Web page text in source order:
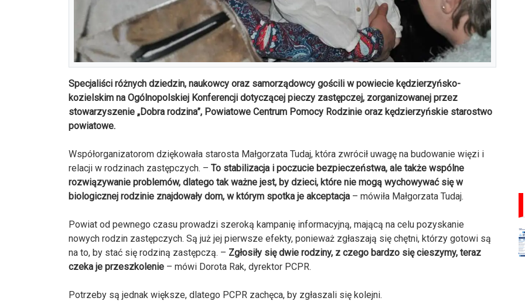
Specjaliści różnych dziedzin, naukowcy oraz samorządowcy gościli w powiecie kędzierzyńsko-
kozielskim na Ogólnopolskiej Konferencji dotyczącej pieczy zastępczej, zorganizowanej przez
stowarzyszenie „Dobra rodzina”, Powiatowe Centrum Pomocy Rodzinie oraz kędzierzyńskie starostwo
powiatowe.
Współorganizatorom dziękowała starosta Małgorzata Tudaj, która zwrócił uwagę na budowanie więzi i
relacji w rodzinach zastępczych. – To stabilizacja i poczucie bezpieczeństwa, ale także wspólne
rozwiązywanie problemów, dlatego tak ważne jest, by dzieci, które nie mogą wychowywać się w
biologicznej rodzinie znajdowały dom, w którym spotka je akceptacja – mówiła Małgorzata Tudaj.
Powiat od pewnego czasu prowadzi szeroką kampanię informacyjną, mającą na celu pozyskanie
nowych rodzin zastępczych. Są już jej pierwsze efekty, ponieważ zgłaszają się chętni, którzy gotowi są
na to, by stać się rodziną zastępczą. – Zgłosiły się dwie rodziny, z czego bardzo się cieszymy, teraz
czeka je przeszkolenie – mówi Dorota Rak, dyrektor PCPR.
Potrzeby są jednak większe, dlatego PCPR zachęca, by zgłaszali się kolejni.